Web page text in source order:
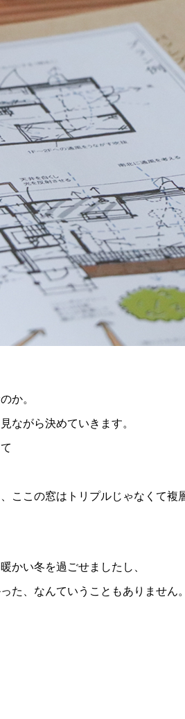
か。
ながら決めていきます。
ここの窓はトリプルじゃなくて複
かい冬を過ごせましたし、
た、なんていうこともありません。